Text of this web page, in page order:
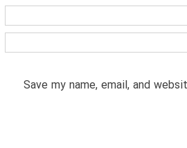
Save my name, email, and